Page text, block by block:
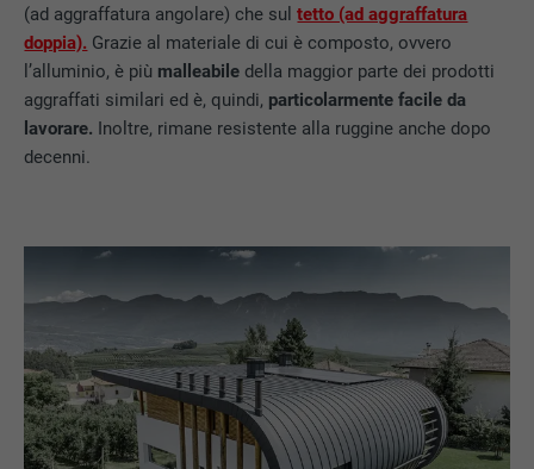
(ad aggraffatura angolare) che sultetto (ad aggraffatura
doppia). Grazie al materiale di cui è composto, ovvero
l’alluminio, è più malleabile della maggior parte dei prodotti
aggraffati similari ed è, quindi, particolarmente facile da
lavorare. Inoltre, rimane resistente alla ruggine anche dopo
decenni.